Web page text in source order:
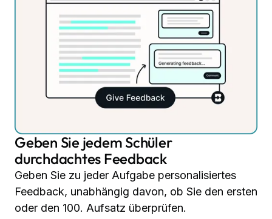
Geben Sie jedem Schüler
durchdachtes Feedback
Geben Sie zu jeder Aufgabe personalisiertes
Feedback, unabhängig davon, ob Sie den ersten
oder den 100. Aufsatz überprüfen.